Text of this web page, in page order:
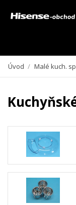
Vzhledem k aktuální
Úvod / Malé kuch.